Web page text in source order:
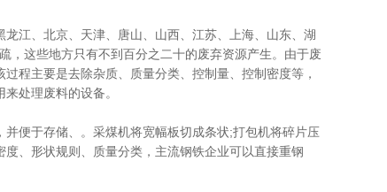
江、北京、天津、唐山、山西、江苏、上海、山东、湖
，这些地方只有不到百分之二十的废弃资源产生。由于废
程主要是去除杂质、质量分类、控制量、控制密度等，
处理废料的设备。
便于存储、。采煤机将宽幅板切成条状;打包机将碎片压
、形状规则、质量分类，主流钢铁企业可以直接重钢